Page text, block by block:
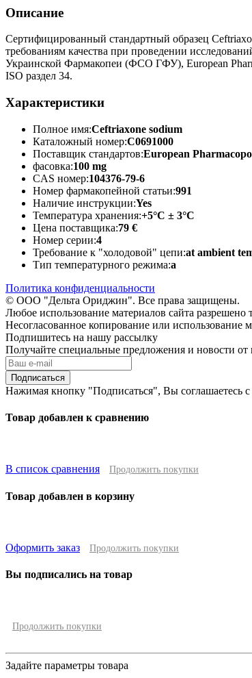
Описание
Сертифицированный стандартный образец
требованиям качества при проведении
Украинской Фармакопеи (ФСО ГФУ), European
ISO раздел 34.
Характеристики
Полное имя:Ceftriaxone sodium
Каталожный номер:C0691000
Поставщик стандартов:European
фасовка:100 mg
CAS номер:104376-79-6
Номер фармакопейной статьи:991
Наличие инструкции:Yes
Температура хранения:+5°C ± 3°C
Цена поставщика:79 €
Номер серии:4
Требование к "холодовой" цепи:at ambient
Тип температурного режима:a
Политика конфиденциальности
© ООО "Дельта Ориджин". Все права защищены.
Любое использование материалов сайта разрешено
Несогласованное копирование или использование
Подпишитесь на нашу рассылку
Получайте специальные предложения и новости
Подписаться
Нажимая кнопку "Подписаться", Вы соглашаетесь с
Товар добавлен к сравнению
В список сравнения Продолжить покупки
Товар добавлен в корзину
Оформить заказ Продолжить покупки
Вы подписались на товар
Продолжить покупки
Задайте параметры товара